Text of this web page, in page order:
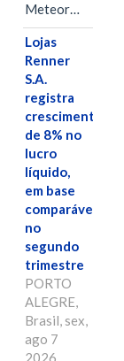
Meteor…
Lojas
Renner
S.A.
registra
crescimento
de 8% no
lucro
líquido,
em base
comparável,
no
segundo
trimestre
PORTO
ALEGRE,
Brasil, sex,
ago 7
2026